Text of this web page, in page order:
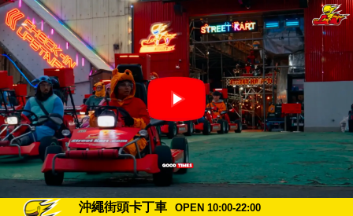
沖繩街頭卡丁車
OPEN 10:00-22:00